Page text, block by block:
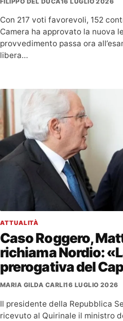
Con 217 voti favorevoli, 152
Camera ha approvato la nuova
provvedimento passa ora
libera…
ATTUALITÀ
Caso Roggero,
richiama Nordio:
prerogativa del
MARIA GILDA CARLI16 LUGLIO 2026
Il presidente della Repubblica
ricevuto al Quirinale il ministro